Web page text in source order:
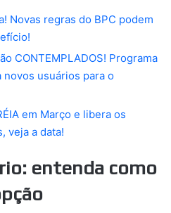
Novas regras do BPC podem
CONTEMPLADOS! Programa
usuários para o
em Março e libera os
veja a data!
entenda como